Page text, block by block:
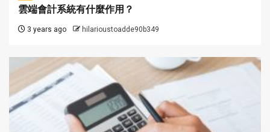
雲端會計系統有什麼作用？
3 years ago hilarioustoadde90b349